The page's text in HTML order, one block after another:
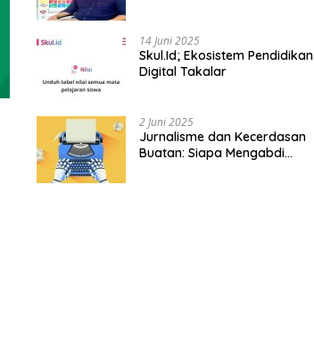
14 Juni 2025
Skul.Id; Ekosistem Pendidikan
Digital Takalar
2 Juni 2025
Jurnalisme dan Kecerdasan
Buatan: Siapa Mengabdi